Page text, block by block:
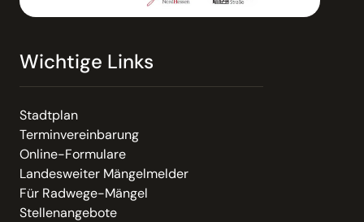
Wichtige Links
Stadtplan
Terminvereinbarung
Online-Formulare
Landesweiter Mängelmelder
Für Radwege-Mängel
Stellenangebote